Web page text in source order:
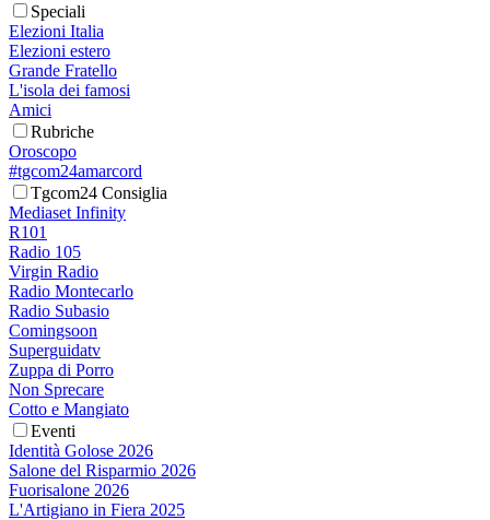
Speciali
Elezioni Italia
Elezioni estero
Grande Fratello
L'isola dei famosi
Amici
Rubriche
Oroscopo
#tgcom24amarcord
Tgcom24 Consiglia
Mediaset Infinity
R101
Radio 105
Virgin Radio
Radio Montecarlo
Radio Subasio
Comingsoon
Superguidatv
Zuppa di Porro
Non Sprecare
Cotto e Mangiato
Eventi
Identità Golose 2026
Salone del Risparmio 2026
Fuorisalone 2026
L'Artigiano in Fiera 2025